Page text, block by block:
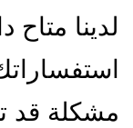
لدينا متاح
مشكلة قد